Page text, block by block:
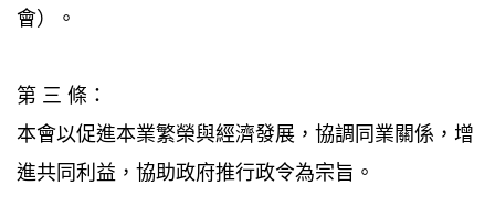
會）。
第 三 條：
本會以促進本業繁榮與經濟發展，協調同業關係，增
進共同利益，協助政府推行政令為宗旨。